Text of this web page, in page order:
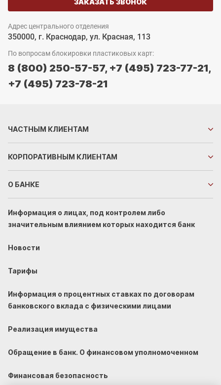
ЗАКАЗАТЬ ЗВОНОК
Адрес центрального отделения
350000, г. Краснодар, ул. Красная, 113
По вопросам блокировки пластиковых карт:
8 (800) 250-57-57, +7 (495) 723-77-21,
+7 (495) 723-78-21
ЧАСТНЫМ КЛИЕНТАМ
КОРПОРАТИВНЫМ КЛИЕНТАМ
О БАНКЕ
Информация о лицах, под контролем либо
значительным влиянием которых находится банк
Новости
Тарифы
Информация о процентных ставках по договорам
банковского вклада с физическими лицами
Реализация имущества
Обращение в банк. О финансовом уполномоченном
Финансовая безопасность